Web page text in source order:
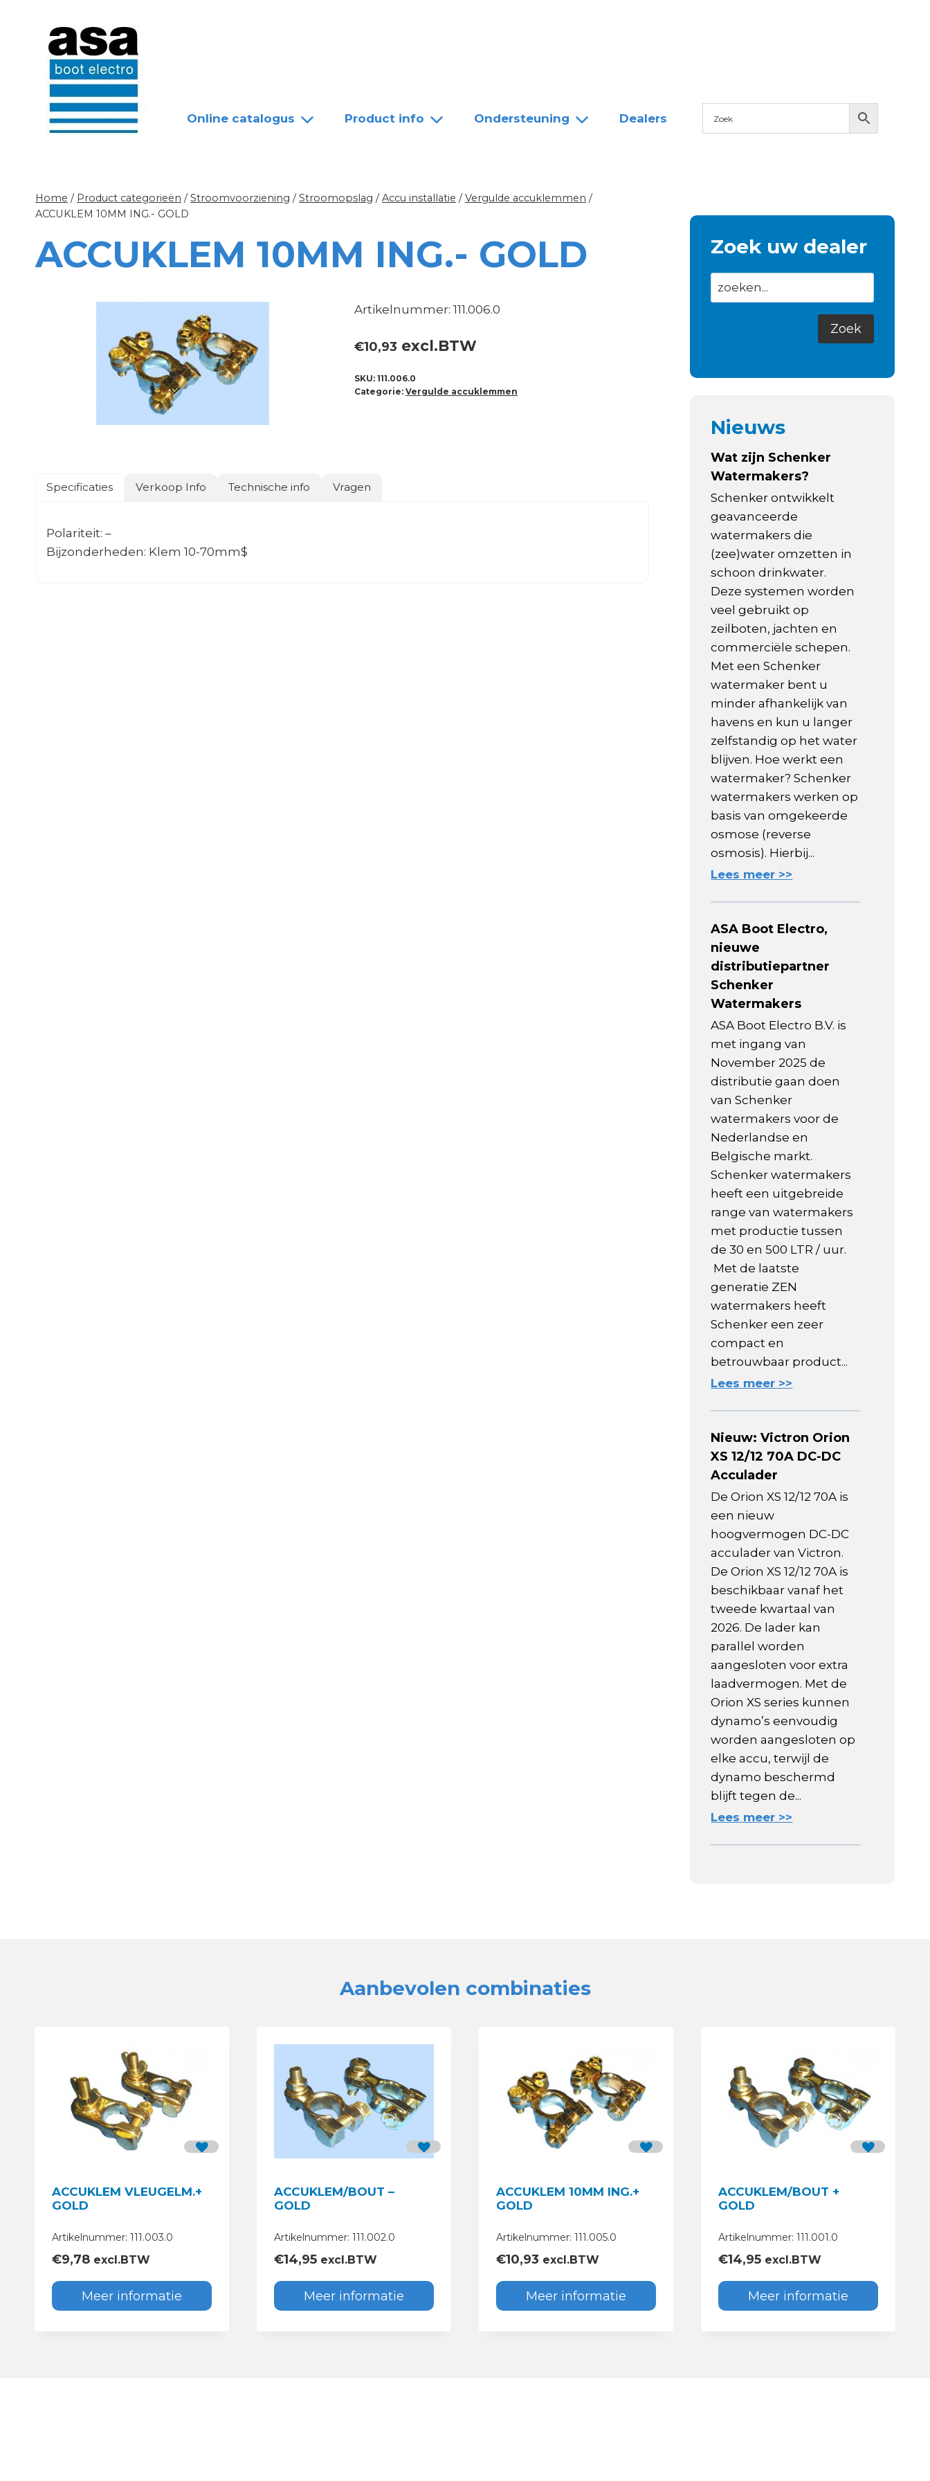
Online catalogus Product info Ondersteuning Dealers
Home / Product categorieën / Stroomvoorziening / Stroomopslag / Accu installatie / Vergulde accuklemmen /
ACCUKLEM 10MM ING.- GOLD
ACCUKLEM 10MM ING.- GOLD
Artikelnummer: 111.006.0
€10,93 excl.BTW
SKU:111.006.0
Categorie:Vergulde accuklemmen
Specificaties Verkoop Info Technische info Vragen
Polariteit: –
Bijzonderheden: Klem 10-70mm$
Zoek uw dealer
Nieuws
Wat zijn Schenker
Watermakers?
Schenker ontwikkelt
geavanceerde
watermakers die
(zee)water omzetten in
schoon drinkwater.
Deze systemen worden
veel gebruikt op
zeilboten, jachten en
commerciële schepen.
Met een Schenker
watermaker bent u
minder afhankelijk van
havens en kun u langer
zelfstandig op het water
blijven. Hoe werkt een
watermaker? Schenker
watermakers werken op
basis van omgekeerde
osmose (reverse
osmosis). Hierbij...
Lees meer >>
ASA Boot Electro,
nieuwe
distributiepartner
Schenker
Watermakers
ASA Boot Electro B.V. is
met ingang van
November 2025 de
distributie gaan doen
van Schenker
watermakers voor de
Nederlandse en
Belgische markt.
Schenker watermakers
heeft een uitgebreide
range van watermakers
met productie tussen
de 30 en 500 LTR / uur.
Met de laatste
generatie ZEN
watermakers heeft
Schenker een zeer
compact en
betrouwbaar product...
Lees meer >>
Nieuw: Victron Orion
XS 12/12 70A DC-DC
Acculader
De Orion XS 12/12 70A is
een nieuw
hoogvermogen DC-DC
acculader van Victron.
De Orion XS 12/12 70A is
beschikbaar vanaf het
tweede kwartaal van
2026. De lader kan
parallel worden
aangesloten voor extra
laadvermogen. Met de
Orion XS series kunnen
dynamo’s eenvoudig
worden aangesloten op
elke accu, terwijl de
dynamo beschermd
blijft tegen de...
Lees meer >>
Aanbevolen combinaties
ACCUKLEM VLEUGELM.+
GOLD
Artikelnummer: 111.003.0
€9,78 excl.BTW
Meer informatie
ACCUKLEM/BOUT –
GOLD
Artikelnummer: 111.002.0
€14,95 excl.BTW
Meer informatie
ACCUKLEM 10MM ING.+
GOLD
Artikelnummer: 111.005.0
€10,93 excl.BTW
Meer informatie
ACCUKLEM/BOUT +
GOLD
Artikelnummer: 111.001.0
€14,95 excl.BTW
Meer informatie